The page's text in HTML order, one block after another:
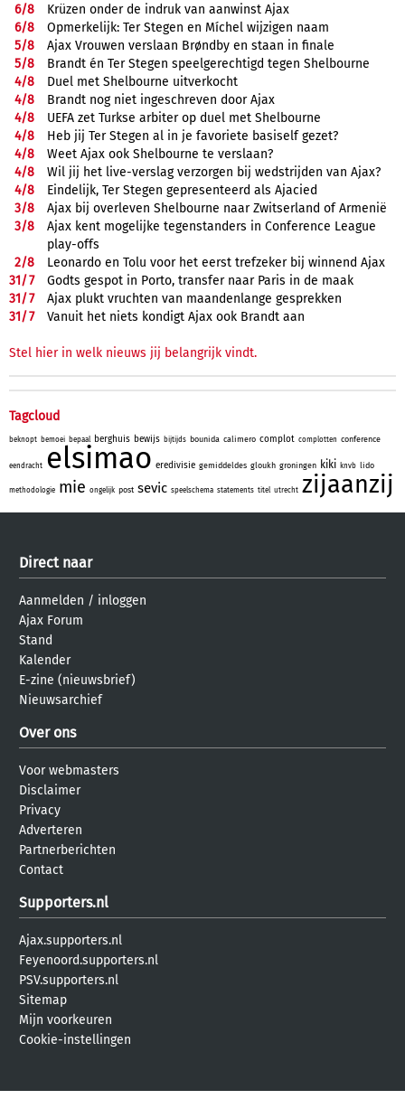
6/8
Krüzen onder de indruk van aanwinst Ajax
6/8
Opmerkelijk: Ter Stegen en Míchel wijzigen naam
5/8
Ajax Vrouwen verslaan Brøndby en staan in finale
5/8
Brandt én Ter Stegen speelgerechtigd tegen Shelbourne
4/8
Duel met Shelbourne uitverkocht
4/8
Brandt nog niet ingeschreven door Ajax
4/8
UEFA zet Turkse arbiter op duel met Shelbourne
4/8
Heb jij Ter Stegen al in je favoriete basiself gezet?
4/8
Weet Ajax ook Shelbourne te verslaan?
4/8
Wil jij het live-verslag verzorgen bij wedstrijden van Ajax?
4/8
Eindelijk, Ter Stegen gepresenteerd als Ajacied
3/8
Ajax bij overleven Shelbourne naar Zwitserland of Armenië
3/8
Ajax kent mogelijke tegenstanders in Conference League
play-offs
2/8
Leonardo en Tolu voor het eerst trefzeker bij winnend Ajax
31/7
Godts gespot in Porto, transfer naar Paris in de maak
31/7
Ajax plukt vruchten van maandenlange gesprekken
31/7 Vanuit het niets kondigt Ajax ook Brandt aan
Stel hier in welk nieuws jij belangrijk vindt.
Tagcloud
beknopt bemoei bepaal berghuis bewijs bijtijds bounida calimero complot complotten conference
eendracht elsimao eredivisie gemiddeldes gloukh groningen kiki knvb lido
methodologie mie ongelijk post sevic speelschema statements titel utrecht zijaanzij
Direct naar
Aanmelden / inloggen
Ajax Forum
Stand
Kalender
E-zine (nieuwsbrief)
Nieuwsarchief
Over ons
Voor webmasters
Disclaimer
Privacy
Adverteren
Partnerberichten
Contact
Supporters.nl
Ajax.supporters.nl
Feyenoord.supporters.nl
PSV.supporters.nl
Sitemap
Mijn voorkeuren
Cookie-instellingen